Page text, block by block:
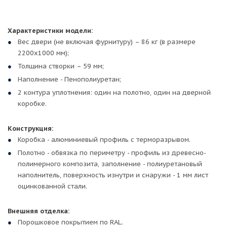
Характеристики модели:
Вес двери (не включая фурнитуру) – 86 кг (в размере
2200х1000 мм);
Толщина створки – 59 мм;
Наполнение - Пенополиуретан;
2 контура уплотнения: один на полотно, один на дверной
коробке.
Конструкция:
Коробка - алюминиевый профиль с терморазрывом.
Полотно - обвязка по периметру - профиль из древесно-
полимерного композита, заполнение - полиуретановый
наполнитель, поверхность изнутри и снаружи - 1 мм лист
оцинкованной стали.
Внешняя отделка:
Порошковое покрытием по RAL.